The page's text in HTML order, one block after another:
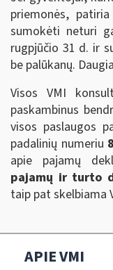
priemonės,
sumokėti neturi
rugpjūčio 31 d. ir
be palūkanų.
Visos VMI
paskambinus
visos paslaugos
padalinių numeriu
apie pajamų
pajamų ir turto
taip pat skelbiama
APIE VMI